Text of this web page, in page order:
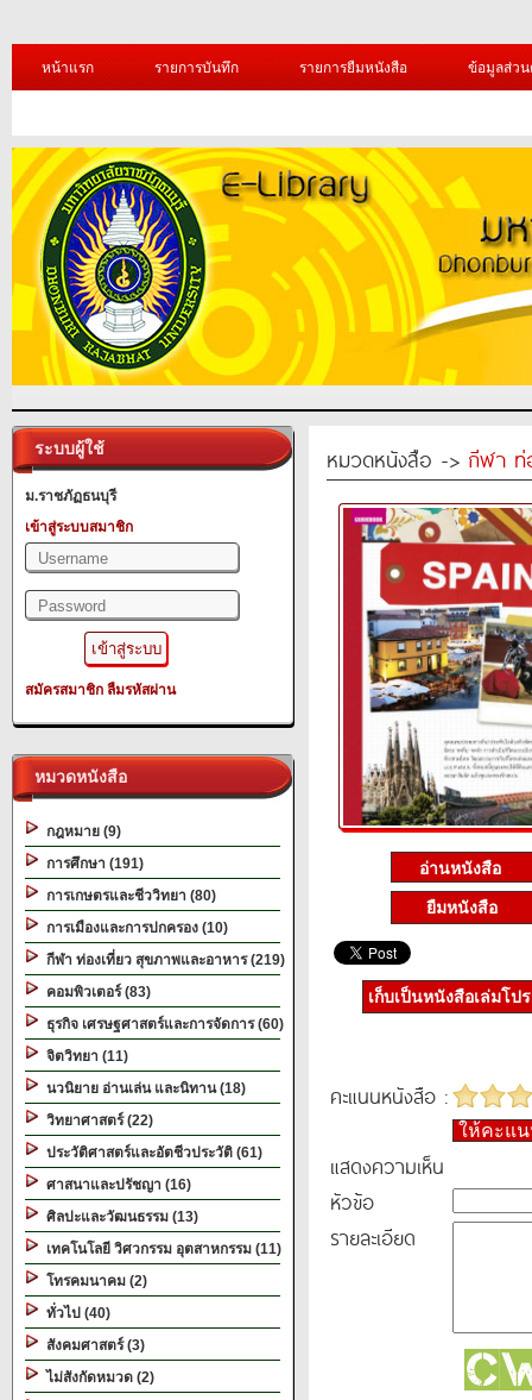
หน้าแรก รายการบันทึก รายการยืมหนังสือ ข้อมูลส่ว
ระบบผู้ใช้
ม.ราชภัฏธนบุรี
เข้าสู่ระบบสมาชิก
สมัครสมาชิก ลืมรหัสผ่าน
หมวดหนังสือ
กฎหมาย (9)
การศึกษา (191)
การเกษตรและชีววิทยา (80)
การเมืองและการปกครอง (10)
กีฬา ท่องเที่ยว สุขภาพและอาหาร (219)
คอมพิวเตอร์ (83)
ธุรกิจ เศรษฐศาสตร์และการจัดการ (60)
จิตวิทยา (11)
นวนิยาย อ่านเล่น และนิทาน (18)
วิทยาศาสตร์ (22)
ประวัติศาสตร์และอัตชีวประวัติ (61)
ศาสนาและปรัชญา (16)
ศิลปะและวัฒนธรรม (13)
เทคโนโลยี วิศวกรรม อุตสาหกรรม (11)
โทรคมนาคม (2)
ทั่วไป (40)
สังคมศาสตร์ (3)
ไม่สังกัดหมวด (2)
หมวดหนังสือ -> กีฬา ท่
ยืมหนังสือ
เก็บเป็นหนังสือเล่มโป
คะแนนหนังสือ :
ให้คะแ
แสดงความเห็น
หัวข้อ
รายละเอียด